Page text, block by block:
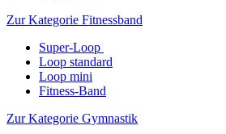
Zur Kategorie Fitnessband
Super-Loop
Loop standard
Loop mini
Fitness-Band
Zur Kategorie Gymnastik